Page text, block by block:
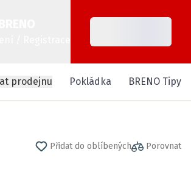
prodejnu Pokládka BRENO Tipy
Přidat do oblíbených Porovnat